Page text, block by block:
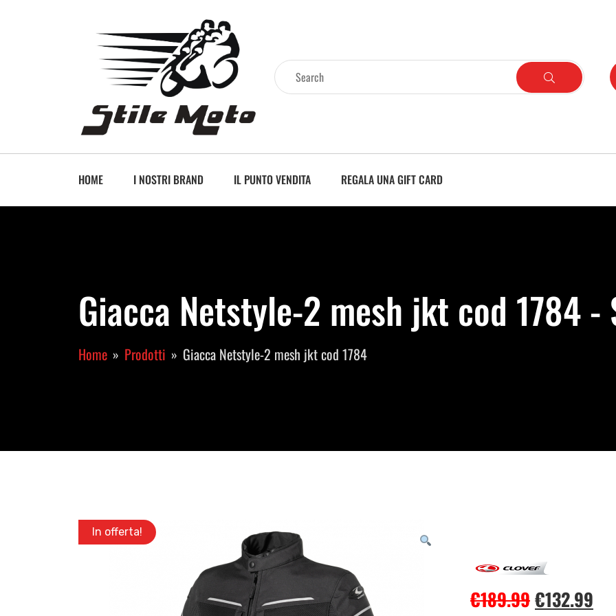
HOME I NOSTRI BRAND IL PUNTO VENDITA REGALA UNA GIFT CARD
Giacca Netstyle-2 mesh jkt cod 1784
Home Prodotti Giacca Netstyle-2 mesh jkt cod 1784
In offerta!
€189.99€132.99